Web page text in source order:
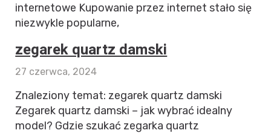
internetowe Kupowanie przez internet stało się
niezwykle popularne,
zegarek quartz damski
27 czerwca, 2024
Znaleziony temat: zegarek quartz damski
Zegarek quartz damski – jak wybrać idealny
model? Gdzie szukać zegarka quartz